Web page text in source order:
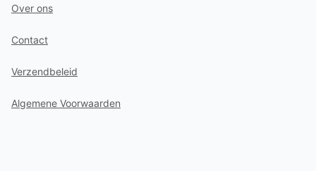
Over ons
Contact
Verzendbeleid
Algemene Voorwaarden